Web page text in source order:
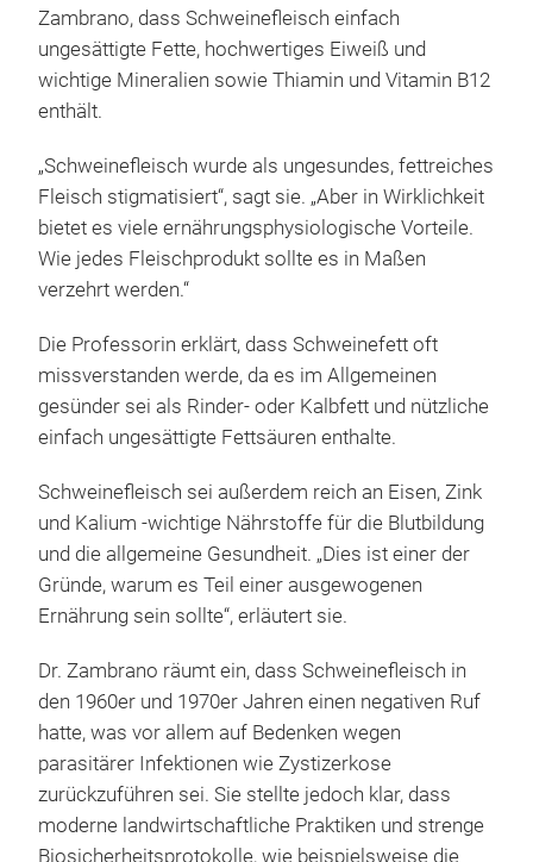
Zambrano, dass Schweinefleisch einfach
ungesättigte Fette, hochwertiges Eiweiß und
wichtige Mineralien sowie Thiamin und Vitamin B12
enthält.
„Schweinefleisch wurde als ungesundes, fettreiches
Fleisch stigmatisiert“, sagt sie. „Aber in Wirklichkeit
bietet es viele ernährungsphysiologische Vorteile.
Wie jedes Fleischprodukt sollte es in Maßen
verzehrt werden.“
Die Professorin erklärt, dass Schweinefett oft
missverstanden werde, da es im Allgemeinen
gesünder sei als Rinder- oder Kalbfett und nützliche
einfach ungesättigte Fettsäuren enthalte.
Schweinefleisch sei außerdem reich an Eisen, Zink
und Kalium -wichtige Nährstoffe für die Blutbildung
und die allgemeine Gesundheit. „Dies ist einer der
Gründe, warum es Teil einer ausgewogenen
Ernährung sein sollte“, erläutert sie.
Dr. Zambrano räumt ein, dass Schweinefleisch in
den 1960er und 1970er Jahren einen negativen Ruf
hatte, was vor allem auf Bedenken wegen
parasitärer Infektionen wie Zystizerkose
zurückzuführen sei. Sie stellte jedoch klar, dass
moderne landwirtschaftliche Praktiken und strenge
Biosicherheitsprotokolle, wie beispielsweise die